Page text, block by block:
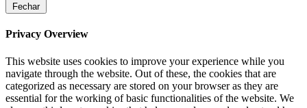
Fechar
Privacy Overview
This website uses cookies to improve your experience while you
navigate through the website. Out of these, the cookies that are
categorized as necessary are stored on your browser as they are
essential for the working of basic functionalities of the website. We